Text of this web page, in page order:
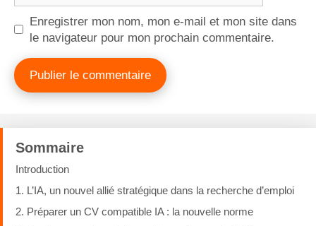
Enregistrer mon nom, mon e-mail et mon site dans
le navigateur pour mon prochain commentaire.
Sommaire
Introduction
1. L’IA, un nouvel allié stratégique dans la recherche d’emploi
2. Préparer un CV compatible IA : la nouvelle norme